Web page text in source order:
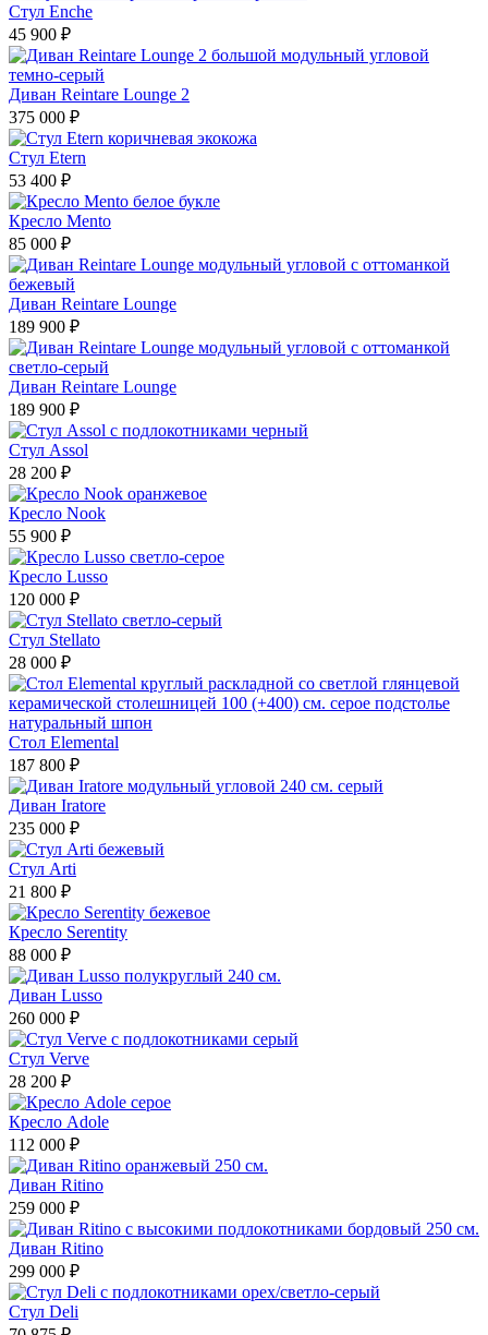
Стул Enche
45 900 ₽
Диван Reintare Lounge 2
375 000 ₽
Стул Etern
53 400 ₽
Кресло Mento
85 000 ₽
Диван Reintare Lounge
189 900 ₽
Диван Reintare Lounge
189 900 ₽
Стул Assol
28 200 ₽
Кресло Nook
55 900 ₽
Кресло Lusso
120 000 ₽
Стул Stellato
28 000 ₽
Стол Elemental
187 800 ₽
Диван Iratore
235 000 ₽
Стул Arti
21 800 ₽
Кресло Serentity
88 000 ₽
Диван Lusso
260 000 ₽
Стул Verve
28 200 ₽
Кресло Adole
112 000 ₽
Диван Ritino
259 000 ₽
Диван Ritino
299 000 ₽
Стул Deli